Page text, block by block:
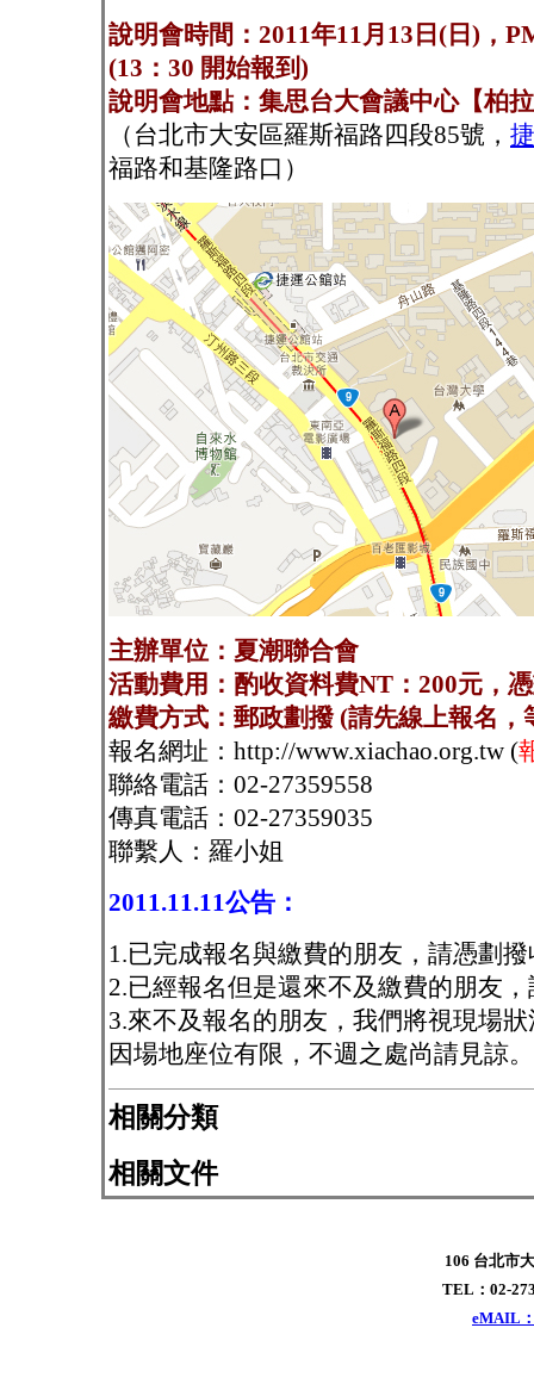
說明會時間：2011年11月13日(日)，
(13：30 開始報到)
說明會地點：集思台大會議中心【柏
（台北市大安區羅斯福路四段85號，
福路和基隆路口）
主辦單位：夏潮聯合會
活動費用：酌收資料費NT：200元，
繳費方式：郵政劃撥 (請先線上報名，
報名網址：http://www.xiachao.org.tw (
聯絡電話：02-27359558
傳真電話：02-27359035
聯繫人：羅小姐
2011.11.11公告：
1.已完成報名與繳費的朋友，請憑劃
2.已經報名但是還來不及繳費的朋友
3.來不及報名的朋友，我們將視現場
因場地座位有限，不週之處尚請見諒。
相關分類
相關文件
106 台北市
TEL：02-
eMAIL